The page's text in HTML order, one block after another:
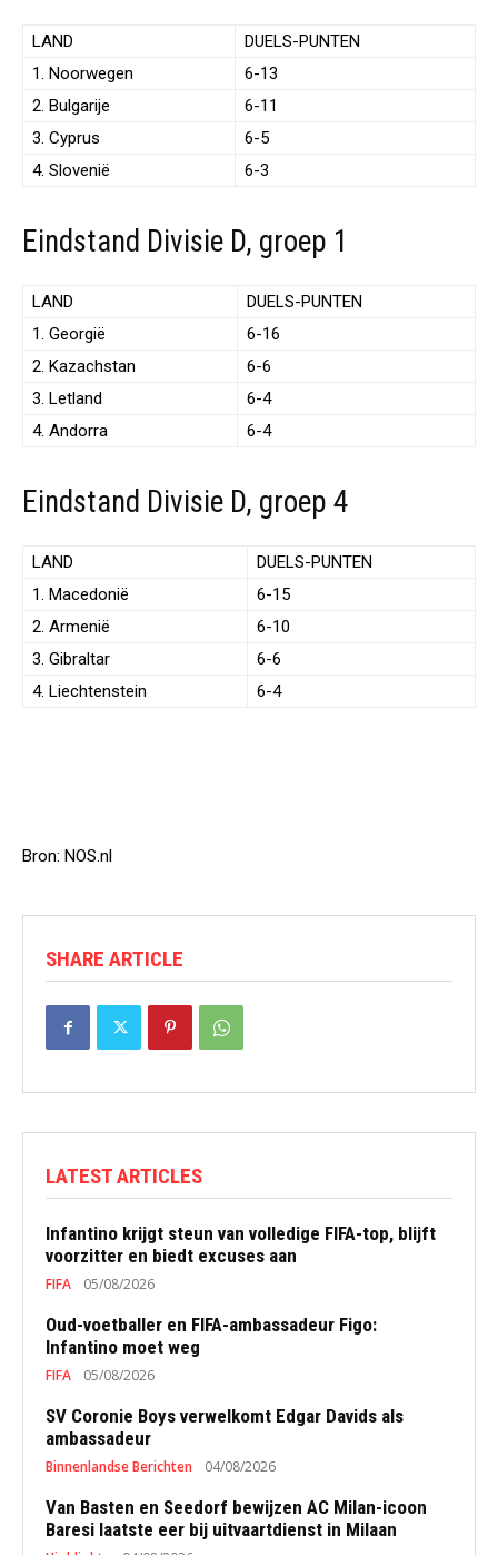
LAND
DUELS-PUNTEN
1. Noorwegen
6-13
2. Bulgarije
6-11
3. Cyprus
6-5
4. Slovenië
6-3
Eindstand Divisie D, groep 1
LAND
DUELS-PUNTEN
1. Georgië
6-16
2. Kazachstan
6-6
3. Letland
6-4
4. Andorra
6-4
Eindstand Divisie D, groep 4
LAND
DUELS-PUNTEN
1. Macedonië
6-15
2. Armenië
6-10
3. Gibraltar
6-6
4. Liechtenstein
6-4
Bron: NOS.nl
SHARE ARTICLE
LATEST ARTICLES
Infantino krijgt steun van volledige FIFA-top, blijft
voorzitter en biedt excuses aan
FIFA 05/08/2026
Oud-voetballer en FIFA-ambassadeur Figo:
Infantino moet weg
FIFA 05/08/2026
SV Coronie Boys verwelkomt Edgar Davids als
ambassadeur
Binnenlandse Berichten 04/08/2026
Van Basten en Seedorf bewijzen AC Milan-icoon
Baresi laatste eer bij uitvaartdienst in Milaan